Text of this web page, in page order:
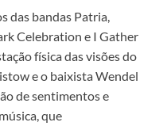
das bandas Patria,
Celebration e I Gather
física das visões do
e o baixista Wendel
de sentimentos e
que